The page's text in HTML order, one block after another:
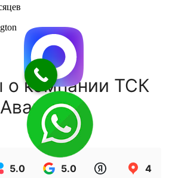
о компании ТСК
Авангард
5.0 5.0 4.9